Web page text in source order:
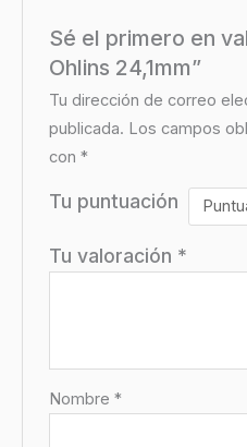
Sé el primero en
Ohlins 24,1mm”
Tu dirección de correo
publicada. Los campos
con*
Tu puntuación
Tu valoración *
Nombre*